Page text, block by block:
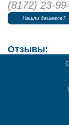
(8172) 23-
Нашли дешевле?
Отзывы: